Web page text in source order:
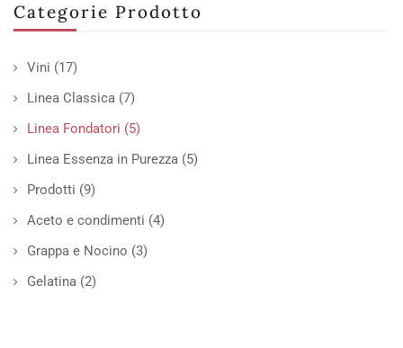
Categorie Prodotto
Vini (17)
Linea Classica (7)
Linea Fondatori (5)
Linea Essenza in Purezza (5)
Prodotti (9)
Aceto e condimenti (4)
Grappa e Nocino (3)
Gelatina (2)